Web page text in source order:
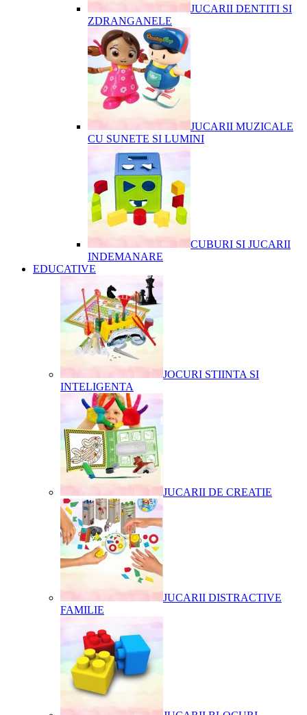
JUCARII DENTITI SI
ZDRANGANELE
JUCARII MUZICALE
CU SUNETE SI LUMINI
CUBURI SI JUCARII
INDEMANARE
EDUCATIVE
JOCURI STIINTA SI
INTELIGENTA
JUCARII DE CREATIE
JUCARII DISTRACTIVE
FAMILIE